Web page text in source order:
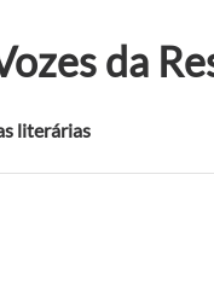
da
literárias